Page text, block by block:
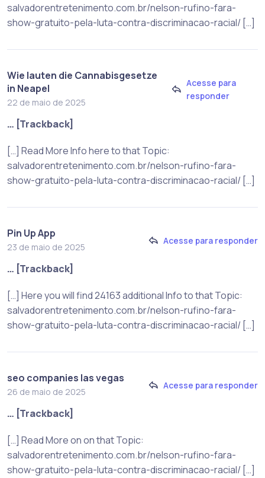
salvadorentretenimento.com.br/nelson-rufino-fara-
show-gratuito-pela-luta-contra-discriminacao-racial/ […]
Wie lauten die Cannabisgesetze
in Neapel
22 de maio de 2025
Acesse para
responder
… [Trackback]
[…] Read More Info here to that Topic:
salvadorentretenimento.com.br/nelson-rufino-fara-
show-gratuito-pela-luta-contra-discriminacao-racial/ […]
Pin Up App
23 de maio de 2025
Acesse para responder
… [Trackback]
[…] Here you will find 24163 additional Info to that Topic:
salvadorentretenimento.com.br/nelson-rufino-fara-
show-gratuito-pela-luta-contra-discriminacao-racial/ […]
seo companies las vegas
26 de maio de 2025
Acesse para responder
… [Trackback]
[…] Read More on on that Topic:
salvadorentretenimento.com.br/nelson-rufino-fara-
show-gratuito-pela-luta-contra-discriminacao-racial/ […]